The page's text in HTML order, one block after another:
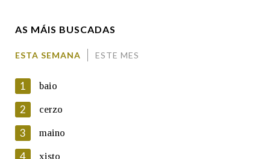
En cumprimento da normativa vixente en materia de
Protección de Datos de Carácter Persoal, a Real Academia
AS MÁIS BUSCADAS
ESTA SEMANA ESTE MES
1 baio
2 cerzo
3 maino
4 xisto